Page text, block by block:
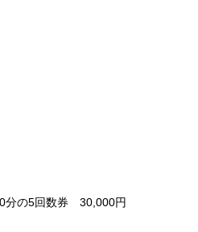
分の5回数券 30,000円